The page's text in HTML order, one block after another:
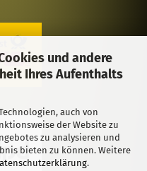
und andere
Ihres Aufenthalts
auch von
der Website zu
zu analysieren und
bieten zu können. Weitere
.